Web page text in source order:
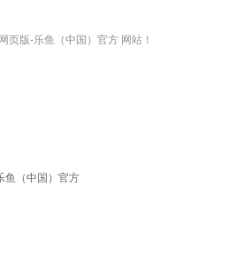
页版-乐鱼（中国）官方 网站！